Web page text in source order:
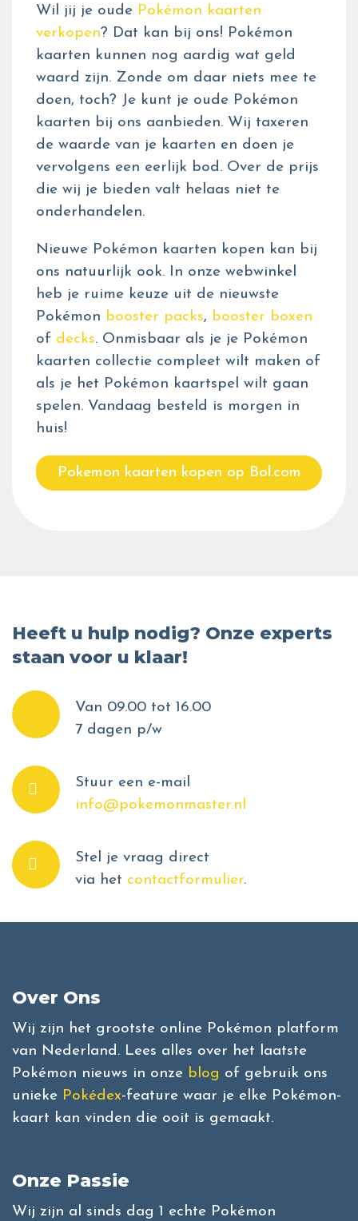
Wil jij je oude Pokémon kaarten
verkopen? Dat kan bij ons! Pokémon
kaarten kunnen nog aardig wat geld
waard zijn. Zonde om daar niets mee te
doen, toch? Je kunt je oude Pokémon
kaarten bij ons aanbieden. Wij taxeren
de waarde van je kaarten en doen je
vervolgens een eerlijk bod. Over de prijs
die wij je bieden valt helaas niet te
onderhandelen.
Nieuwe Pokémon kaarten kopen kan bij
ons natuurlijk ook. In onze webwinkel
heb je ruime keuze uit de nieuwste
Pokémon booster packs, booster boxen
of decks. Onmisbaar als je je Pokémon
kaarten collectie compleet wilt maken of
als je het Pokémon kaartspel wilt gaan
spelen. Vandaag besteld is morgen in
huis!
Pokemon kaarten kopen op Bol.com
Heeft u hulp nodig? Onze experts
staan voor u klaar!
Van 09.00 tot 16.00
7 dagen p/w
Stuur een e-mail
info@pokemonmaster.nl
Stel je vraag direct
via het contactformulier.
Over Ons
Wij zijn het grootste online Pokémon platform
van Nederland. Lees alles over het laatste
Pokémon nieuws in onze blog of gebruik ons
unieke Pokédex-feature waar je elke Pokémon-
kaart kan vinden die ooit is gemaakt.
Onze Passie
Wij zijn al sinds dag 1 echte Pokémon